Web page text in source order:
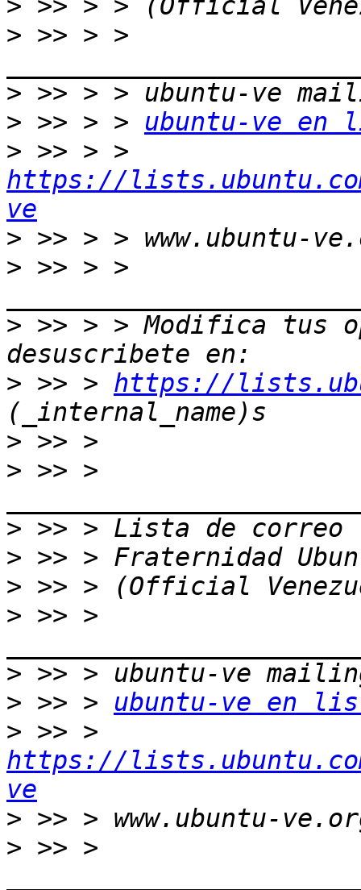
>
> >> > >
>
> >> > > ubuntu-ve en
>
https://
ve
>
> >> > >
> >> > > Modifica tus
> >> > https://
>
> >> >
>
>
>
> >> >
>
> >> > ubuntu-ve en
>
https://
ve
>
> >> >